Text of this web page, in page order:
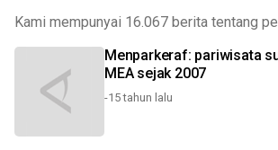
Kami mempunyai 16.067 berita tentang
Menparkeraf: pariwisata
MEA sejak 2007
-15 tahun lalu